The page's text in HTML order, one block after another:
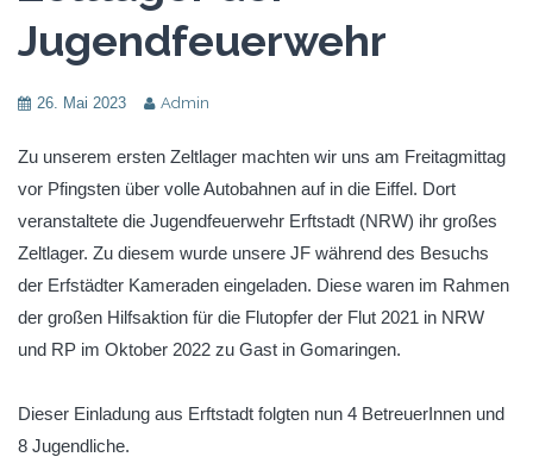
Jugendfeuerwehr
26. Mai 2023 Admin
Zu unserem ersten Zeltlager machten wir uns am Freitagmittag
vor Pfingsten über volle Autobahnen auf in die Eiffel. Dort
veranstaltete die Jugendfeuerwehr Erftstadt (NRW) ihr großes
Zeltlager. Zu diesem wurde unsere JF während des Besuchs
der Erfstädter Kameraden eingeladen. Diese waren im Rahmen
der großen Hilfsaktion für die Flutopfer der Flut 2021 in NRW
und RP im Oktober 2022 zu Gast in Gomaringen.
Dieser Einladung aus Erftstadt folgten nun 4 BetreuerInnen und
8 Jugendliche.